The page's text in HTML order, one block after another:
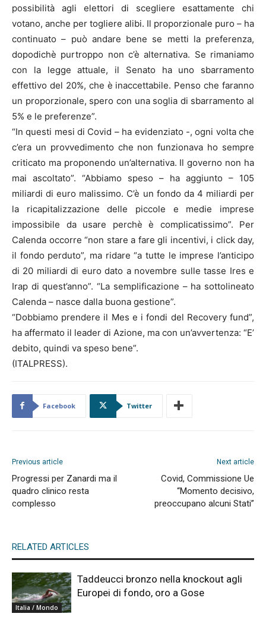
possibilità agli elettori di scegliere esattamente chi
votano, anche per togliere alibi. Il proporzionale puro – ha
continuato – può andare bene se metti la preferenza,
dopodichè purtroppo non c’è alternativa. Se rimaniamo
con la legge attuale, il Senato ha uno sbarramento
effettivo del 20%, che è inaccettabile. Penso che faranno
un proporzionale, spero con una soglia di sbarramento al
5% e le preferenze”.
“In questi mesi di Covid – ha evidenziato -, ogni volta che
c’era un provvedimento che non funzionava ho sempre
criticato ma proponendo un’alternativa. Il governo non ha
mai ascoltato”. “Abbiamo speso – ha aggiunto – 105
miliardi di euro malissimo. C’è un fondo da 4 miliardi per
la ricapitalizzazione delle piccole e medie imprese
impossibile da usare perchè è complicatissimo”. Per
Calenda occorre “non stare a fare gli incentivi, i click day,
il fondo perduto”, ma ridare “a tutte le imprese l’anticipo
di 20 miliardi di euro dato a novembre sulle tasse Ires e
Irap di quest’anno”. “La semplificazione – ha sottolineato
Calenda – nasce dalla buona gestione”.
“Dobbiamo prendere il Mes e i fondi del Recovery fund”,
ha affermato il leader di Azione, ma con un’avvertenza: “E’
debito, quindi va speso bene”.
(ITALPRESS).
Facebook Twitter
Previous article
Progressi per Zanardi ma il
quadro clinico resta
complesso
Next article
Covid, Commissione Ue
“Momento decisivo,
preoccupano alcuni Stati”
RELATED ARTICLES
Italia / Mondo
Taddeucci bronzo nella knockout agli
Europei di fondo, oro a Gose